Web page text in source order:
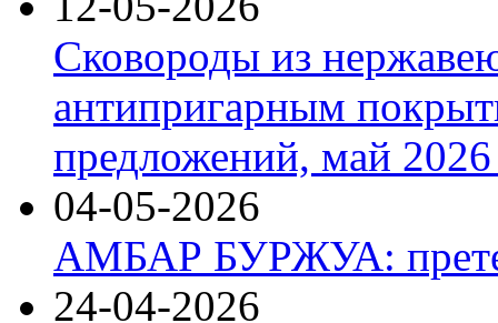
Сковороды из
антипригарным
предложений, май 2026
04-05-2026
АМБАР БУРЖУА:
24-04-2026